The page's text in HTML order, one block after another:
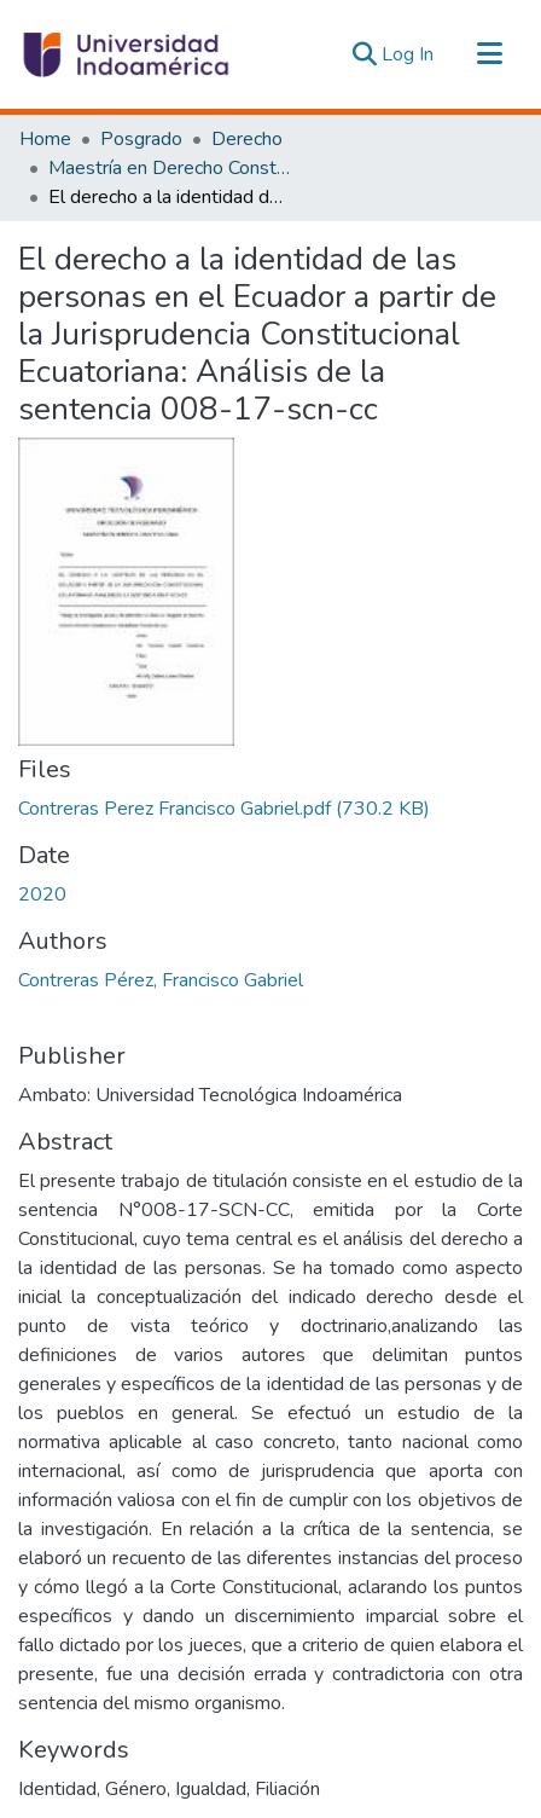
Log In (current)
Communities & Collections
All of DSpace
Statistics
Home Posgrado
Derecho
Maestría en Derecho Constitucional con Mención en Derecho Constitucional
El derecho a la identidad de las personas en el Ecuador a partir de la Jurisprudencia Constitucional Ecuatoriana: Análisis de la sentencia 008-17-scn-cc
El derecho a la identidad de las
personas en el Ecuador a partir de
la Jurisprudencia Constitucional
Ecuatoriana: Análisis de la
sentencia 008-17-scn-cc
Files
Contreras Perez Francisco Gabriel.pdf(730.2 KB)
Date
2020
Authors
Contreras Pérez, Francisco Gabriel
Publisher
Ambato: Universidad Tecnológica Indoamérica
Abstract
El presente trabajo de titulación consiste en el estudio de la
sentencia N°008-17-SCN-CC, emitida por la Corte
Constitucional, cuyo tema central es el análisis del derecho a
la identidad de las personas. Se ha tomado como aspecto
inicial la conceptualización del indicado derecho desde el
punto de vista teórico y doctrinario,analizando las
definiciones de varios autores que delimitan puntos
generales y específicos de la identidad de las personas y de
los pueblos en general. Se efectuó un estudio de la
normativa aplicable al caso concreto, tanto nacional como
internacional, así como de jurisprudencia que aporta con
información valiosa con el fin de cumplir con los objetivos de
la investigación. En relación a la crítica de la sentencia, se
elaboró un recuento de las diferentes instancias del proceso
y cómo llegó a la Corte Constitucional, aclarando los puntos
específicos y dando un discernimiento imparcial sobre el
fallo dictado por los jueces, que a criterio de quien elabora el
presente, fue una decisión errada y contradictoria con otra
sentencia del mismo organismo.
Keywords
Identidad, Género, Igualdad, Filiación